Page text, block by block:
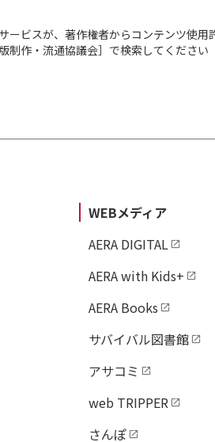
ビスが、著作権者からコンテンツ使
制作・流通協議会］で検索してください
WEBメディア
AERA DIGITAL
AERA with Kids+
AERA Books
サバイバル図書館
アサコミ
web TRIPPER
さんぽ